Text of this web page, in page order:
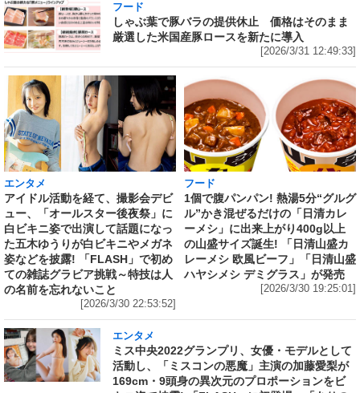
フード
しゃぶ葉で豚バラの提供休止 価格はそのまま
厳選した米国産豚ロースを新たに導入
[2026/3/31 12:49:33]
エンタメ
アイドル活動を経て、撮影会デビ
ュー、「オールスター後夜祭」に
白ビキニ姿で出演して話題になっ
た五木ゆうりが白ビキニやメガネ
姿などを披露! 「FLASH」で初め
ての雑誌グラビア挑戦～特技は人
の名前を忘れないこと
[2026/3/30 22:53:52]
フード
1個で腹パンパン! 熱湯5分“グルグ
ル”かき混ぜるだけの「日清カレ
ーメシ」に出来上がり400g以上
の山盛サイズ誕生! 「日清山盛カ
レーメシ 欧風ビーフ」「日清山盛
ハヤシメシ デミグラス」が発売
[2026/3/30 19:25:01]
エンタメ
ミス中央2022グランプリ、女優・モデルとして
活動し、「ミスコンの悪魔」主演の加藤愛梨が
169cm・9頭身の異次元のプロポーションをビ